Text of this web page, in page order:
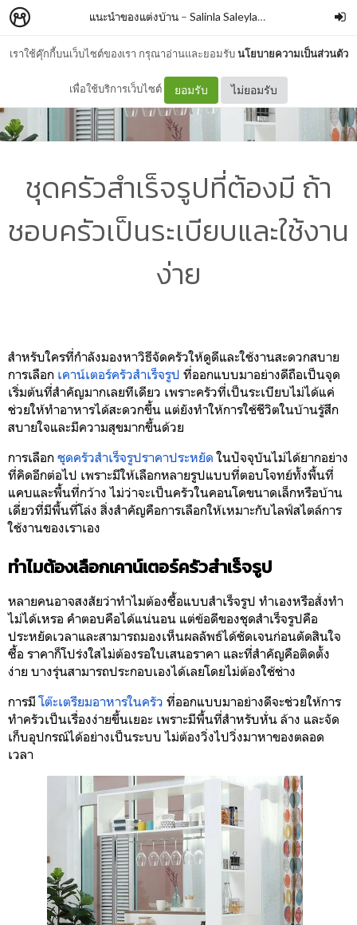
เราใช้คุ๊กกี้บนเว็บไซต์ของเรา กรุณาอ่านและยอมรับนโยบายความเป็นส่วนตัว
เพื่อใช้บริการเว็บไซต์ ยอมรับ ไม่ยอมรับ
แนะนำของแต่งบ้าน – Salinla Saleylanon
ชุดครัวสำเร็จรูปที่ต้องมี ถ้า
ชอบครัวเป็นระเบียบและใช้งาน
ง่าย
สำหรับใครที่กำลังมองหาวิธีจัดครัวให้ดูดีและใช้งานสะดวกสบาย
การเลือก เคาน์เตอร์ครัวสำเร็จรูป ที่ออกแบบมาอย่างดีถือเป็นจุด
เริ่มต้นที่สำคัญมากเลยทีเดียว เพราะครัวที่เป็นระเบียบไม่ได้แค่
ช่วยให้ทำอาหารได้สะดวกขึ้น แต่ยังทำให้การใช้ชีวิตในบ้านรู้สึก
สบายใจและมีความสุขมากขึ้นด้วย
การเลือก ชุดครัวสำเร็จรูปราคาประหยัด ในปัจจุบันไม่ได้ยากอย่าง
ที่คิดอีกต่อไป เพราะมีให้เลือกหลายรูปแบบที่ตอบโจทย์ทั้งพื้นที่
แคบและพื้นที่กว้าง ไม่ว่าจะเป็นครัวในคอนโดขนาดเล็กหรือบ้าน
เดี่ยวที่มีพื้นที่โล่ง สิ่งสำคัญคือการเลือกให้เหมาะกับไลฟ์สไตล์การ
ใช้งานของเราเอง
ทำไมต้องเลือกเคาน์เตอร์ครัวสำเร็จรูป
หลายคนอาจสงสัยว่าทำไมต้องซื้อแบบสำเร็จรูป ทำเองหรือสั่งทำ
ไม่ได้เหรอ คำตอบคือได้แน่นอน แต่ข้อดีของชุดสำเร็จรูปคือ
ประหยัดเวลาและสามารถมองเห็นผลลัพธ์ได้ชัดเจนก่อนตัดสินใจ
ซื้อ ราคาก็โปร่งใสไม่ต้องรอใบเสนอราคา และที่สำคัญคือติดตั้ง
ง่าย บางรุ่นสามารถประกอบเองได้เลยโดยไม่ต้องใช้ช่าง
การมีโต๊ะเตรียมอาหารในครัว ที่ออกแบบมาอย่างดีจะช่วยให้การ
ทำครัวเป็นเรื่องง่ายขึ้นเยอะ เพราะมีพื้นที่สำหรับหั่น ล้าง และจัด
เก็บอุปกรณ์ได้อย่างเป็นระบบ ไม่ต้องวิ่งไปวิ่งมาหาของตลอด
เวลา